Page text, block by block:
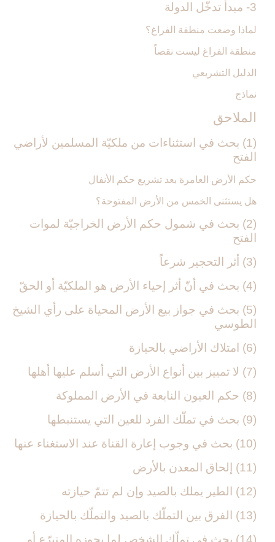
3- مبدأ تدخّل الدولة
لماذا وضعت منطقة الفراغ؟
منطقة الفراغ ليست نقصاً
الدليل التشريعي
نماذج
الملاحق‏
(1) بحث في استثناءات من ملكيّة المسلمين لأراضي
الفتح‏
حكم الأرض العامرة بعد تشريع حكم الأنفال
هل يستثنى الخمس من الأرض المفتوحة؟
(2) بحث في شمول حكم الأرض الخراجيّة لموات
الفتح‏
(3) أثر التحجير شرعاً
(4) بحث في أنّ أثر إحياء الأرض هو الملكيّة أو الحقّ‏
(5) بحث في جواز بيع الأرض المحياة على رأي الشيخ
الطوسي‏
(6) امتلاك الأراضي بالحيازة
(7) لا تمييز بين أنواع الأرض التي أسلم عليها أهلها
(8) حكم العيون النابعة في الأرض المملوكة
(9) بحث في تملّك الفرد للعين التي يستنبطها
(10) بحث في وجوب إعارة القناة عند الاستغناء عنها
(11) إلحاق المعدن بالأرض‏
(12) الطير يملك بالصيد وإن لم تتمّ حيازته‏
(13) الفرق بين التملّك بالصيد والتملّك بالحيازة